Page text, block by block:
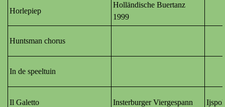
Horlepiep
Holländische Buertanz
1999
Huntsman chorus
In de speeltuin
Il Galetto Insterburger Viergespann